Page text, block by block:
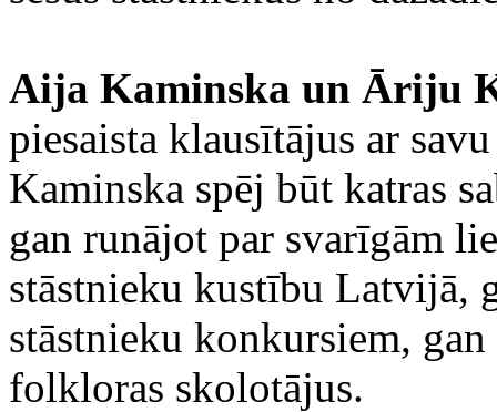
Aija Kaminska un Āriju
piesaista klausītājus ar
Kaminska spēj būt katras
gan runājot par svarīgām
stāstnieku kustību Latvijā,
stāstnieku konkursiem,
folkloras skolotājus.